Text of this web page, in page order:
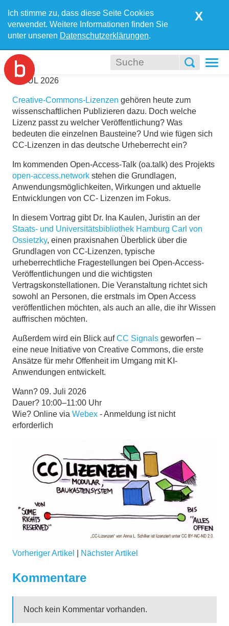
Ich stimme zu, dass diese Seite Cookies
verwendet. Weitere Informationen finden Sie
unter unseren Datenschutzerklärungen.
X
JUL 2026
Creative-Commons-Lizenzen gehören heute zum
wissenschaftlichen Publizieren dazu. Doch welche
Lizenz passt zu welcher Veröffentlichung? Was
bedeuten die einzelnen Bausteine? Und wie fügen sich
CC-Lizenzen in das deutsche Urheberrecht ein?
Im kommenden Open-Access-Talk (oa.talk) des Projekts
open-access.network stehen die Grundlagen,
Anwendungsmöglichkeiten, Wirkungen und aktuelle
Entwicklungen von CC- Lizenzen im Fokus.
In diesem Vortrag gibt Dr. Ina Kaulen, Juristin an der
Staats- und Universitätsbibliothek Hamburg Carl von
Ossietzky, einen praxisnahen Überblick über die
Grundlagen von CC-Lizenzen, typische
urheberrechtliche Fragestellungen bei Open-Access-
Veröffentlichungen und die wichtigsten
Vertragskonstellationen. Die Veranstaltung richtet sich
sowohl an Personen, die erstmals im Open Access
veröffentlichen möchten, als auch an alle, die ihr Wissen
auffrischen möchten.
Außerdem wird ein Blick aufCC Signals geworfen –
eine neue Initiative von Creative Commons, die erste
Ansätze für mehr Offenheit im Umgang mit KI-
Anwendungen entwickelt.
Wann? 09. Juli 2026
Dauer? 10:00–11:00 Uhr
Wie? Online via Webex - Anmeldung ist nicht
erforderlich
Vorheriger Artikel Nächster Artikel
Kommentare
Noch kein Kommentar vorhanden.